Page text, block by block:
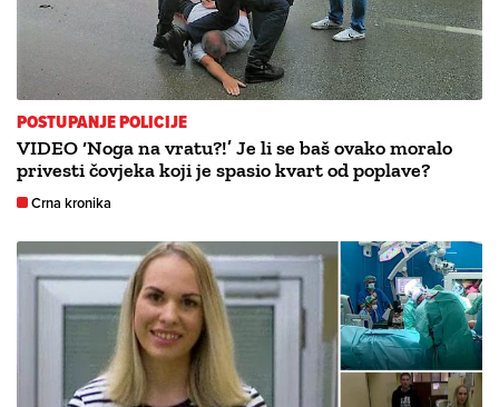
POSTUPANJE POLICIJE
VIDEO ‘Noga na vratu?!’ Je li se baš ovako moralo
privesti čovjeka koji je spasio kvart od poplave?
Crna kronika